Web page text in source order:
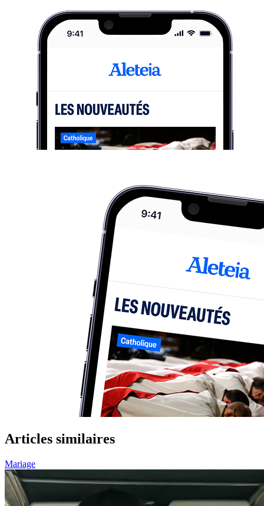
Articles similaires
Mariage